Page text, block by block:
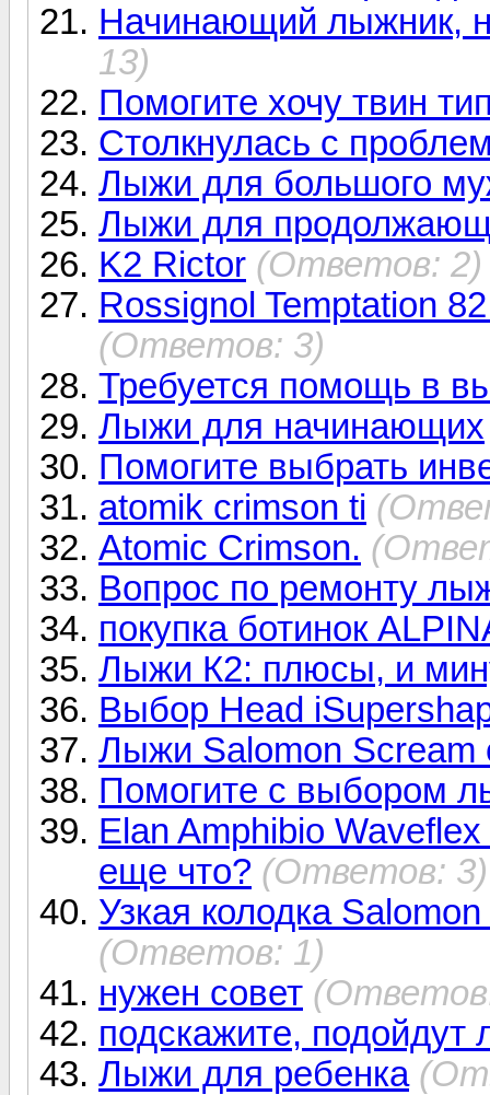
Начинающий лыжник,
13)
Помогите хочу твин
Столкнулась с
Лыжи для большого
Лыжи для
K2 Rictor (Ответов: 2)
Rossignol Temptation
(Ответов: 3)
Требуется помощь в
Лыжи для начинающих
Помогите выбрать
atomik crimson ti
Atomic Crimson.
Вопрос по ремонту
покупка ботинок
Лыжи К2: плюсы, и
Выбор Head
Лыжи Salomon Scream
Помогите с выбором
Elan Amphibio
еще что? (Ответов: 3)
Узкая колодка
(Ответов: 1)
нужен совет
подскажите, подойдут
Лыжи для ребенка